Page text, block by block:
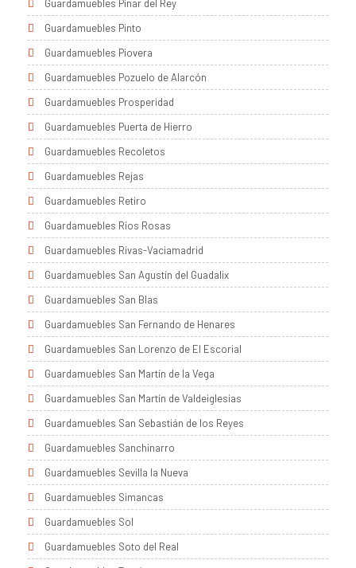
Guardamuebles Pinar del Rey
Guardamuebles Pinto
Guardamuebles Piovera
Guardamuebles Pozuelo de Alarcón
Guardamuebles Prosperidad
Guardamuebles Puerta de Hierro
Guardamuebles Recoletos
Guardamuebles Rejas
Guardamuebles Retiro
Guardamuebles Ríos Rosas
Guardamuebles Rivas-Vaciamadrid
Guardamuebles San Agustín del Guadalix
Guardamuebles San Blas
Guardamuebles San Fernando de Henares
Guardamuebles San Lorenzo de El Escorial
Guardamuebles San Martín de la Vega
Guardamuebles San Martín de Valdeiglesias
Guardamuebles San Sebastián de los Reyes
Guardamuebles Sanchinarro
Guardamuebles Sevilla la Nueva
Guardamuebles Simancas
Guardamuebles Sol
Guardamuebles Soto del Real